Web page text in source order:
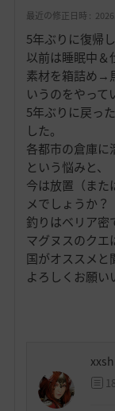
最近の修正日時 :
5年ぶりに復帰
以前は睡眠中＆
素材を箱詰め→
いうのをやって
5年ぶりに戻っ
した。
各都市の倉庫
という悩みと、
今は放置（また
メでしょうか？
釣りはベリア密
マグヌスのクエ
国がオススメと
よろしくお願い
18